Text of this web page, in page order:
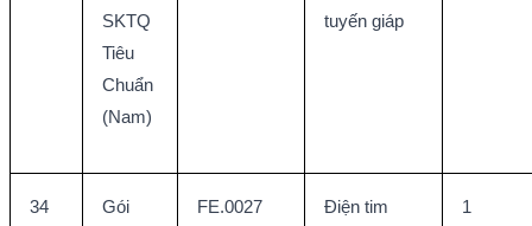
SKTQ
Tiêu
Chuẩn
(Nam)
tuyến giáp
34
Gói
FE.0027
Điện tim
1